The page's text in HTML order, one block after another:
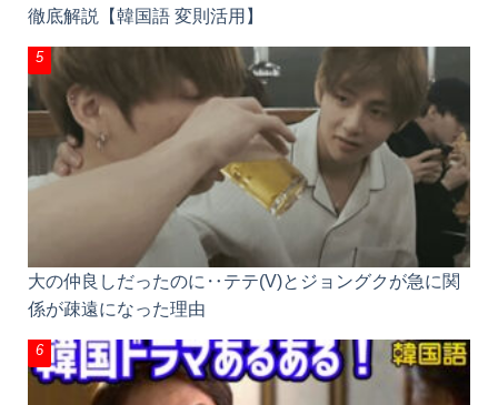
徹底解説【韓国語 変則活用】
大の仲良しだったのに‥テテ(V)とジョングクが急に関
係が疎遠になった理由